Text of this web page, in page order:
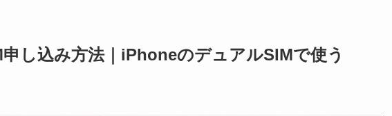
し込み方法｜iPhoneのデュアルSIMで使う